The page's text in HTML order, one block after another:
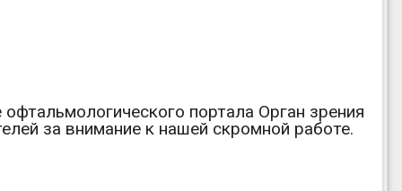
портала Орган зрения
за внимание к нашей скромной работе.